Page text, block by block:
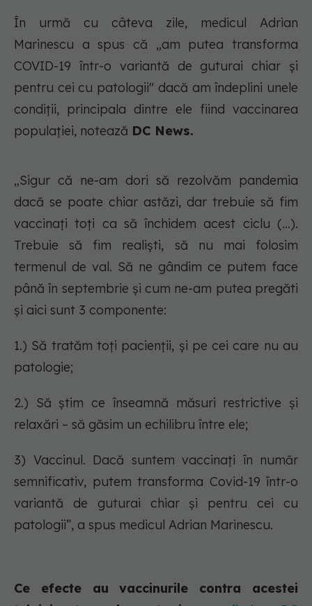
În urmă cu câteva zile, medicul Adrian
Marinescu a spus că „am putea transforma
COVID-19 într-o variantă de guturai chiar și
pentru cei cu patologii" dacă am îndeplini unele
condiții, principala dintre ele fiind vaccinarea
populației, notează DC News.
„Sigur că ne-am dori să rezolvăm pandemia
dacă se poate chiar astăzi, dar trebuie să fim
vaccinați toți ca să închidem acest ciclu (...).
Trebuie să fim realiști, să nu mai folosim
termenul de val. Să ne gândim ce putem face
până în septembrie și cum ne-am putea pregăti
și aici sunt 3 componente:
1.) Să tratăm toți pacienții, și pe cei care nu au
patologie;
2.) Să știm ce înseamnă măsuri restrictive și
relaxări – să găsim un echilibru între ele;
3) Vaccinul. Dacă suntem vaccinați în număr
semnificativ, putem transforma Covid-19 într-o
variantă de guturai chiar și pentru cei cu
patologii”, a spus medicul Adrian Marinescu.
Ce efecte au vaccinurile contra acestei